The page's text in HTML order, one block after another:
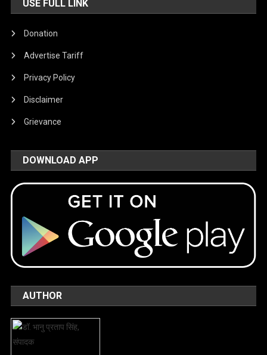
USE FULL LINK
Donation
Advertise Tariff
Privacy Policy
Disclaimer
Grievance
DOWNLOAD APP
AUTHOR